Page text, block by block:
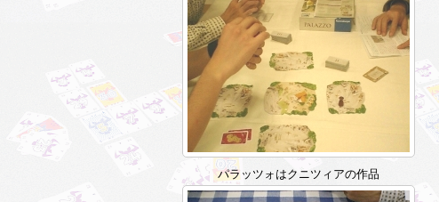
パラッツォはクニツィアの作品